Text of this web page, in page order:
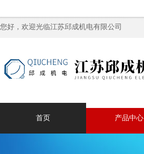
您好，欢迎光临江苏邱成机电有限公司
首页 产品中心